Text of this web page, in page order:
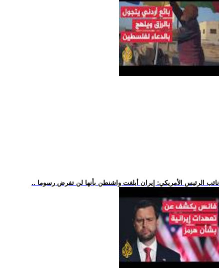
.. نائب الرئيس الأمريكي: إيران أبلغت واشنطن بأنها لن تفرض رسوما